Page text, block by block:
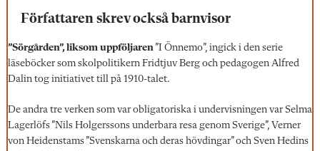
Författaren skrev också barnvisor
”Sörgården”, liksom uppföljaren”I Önnemo”, ingick i den serie
läseböcker som skolpolitikern Fridtjuv Berg och pedagogen Alfred
Dalin tog initiativet till på 1910-talet.
De andra tre verken som var obligatoriska i undervisningen var Selma
Lagerlöfs ”Nils Holgerssons underbara resa genom Sverige”, Verner
von Heidenstams ”Svenskarna och deras hövdingar” och Sven Hedins